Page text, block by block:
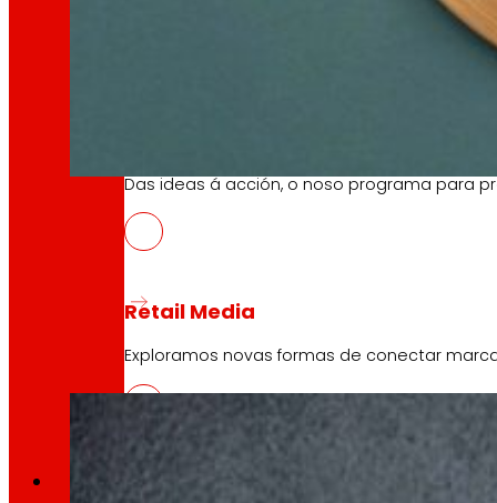
A l+D+i impulsa a nosa transformación,
Das ideas á acción, o noso programa para
Retail Media
Exploramos novas formas de conectar
Memorias
REDYSIGN
10 Abril, 2026
REDYSIGN, cara a unha alternativa reciclable